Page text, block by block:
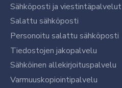
Sähköposti ja viestintäpalvelut
Salattu sähköposti
Personoitu salattu sähköposti
Tiedostojen jakopalvelu
Sähköinen allekirjoituspalvelu
Varmuuskopiointipalvelu